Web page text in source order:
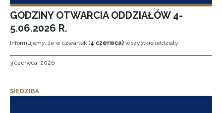
GODZINY OTWARCIA ODDZIAŁÓW 4-
5.06.2026 R.
Informujemy, że w czwartek (4 czerwca) wszystkie oddziały
3 czerwca, 2026
SIEDZIBA